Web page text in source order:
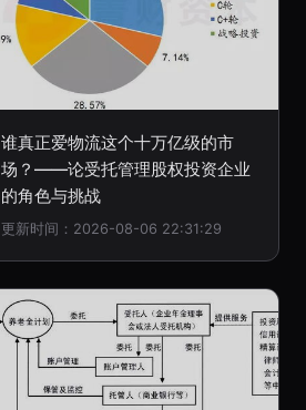
谁真正爱物流这个十万亿级的市
场？——论受托管理股权投资企业
的角色与挑战
更新时间：2026-08-06 22:31:29